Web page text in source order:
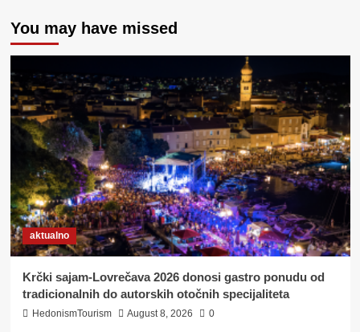
–
VOLIM
DOMAĆE:
GRUPE
NA
FACEBOOKU
DO
DOMAĆIH
NAMIRNICA
You may have missed
aktualno
Krčki sajam-Lovrečava 2026 donosi gastro ponudu od
tradicionalnih do autorskih otočnih specijaliteta
HedonismTourism August 8, 2026 0